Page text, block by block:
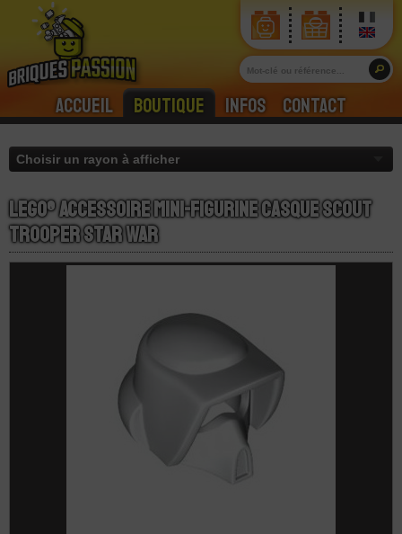
Accueil Boutique Infos Contact
LEGO® Accessoire Mini-Figurine Casque Scout
Trooper Star War